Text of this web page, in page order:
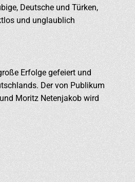
Deutsche und Türken,
und unglaublich
Erfolge gefeiert und
Der von Publikum
Moritz Netenjakob wird